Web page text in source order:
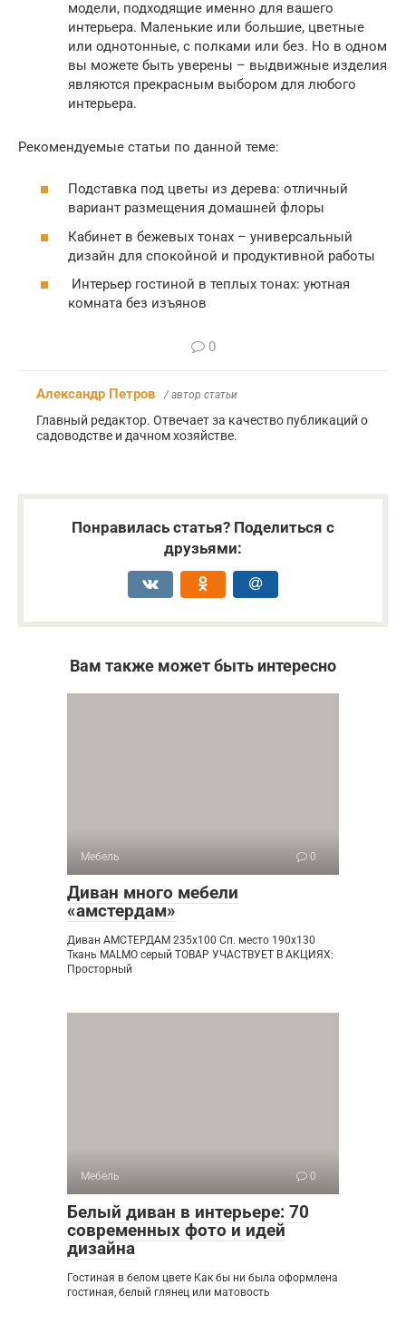
модели, подходящие именно для вашего
интерьера. Маленькие или большие, цветные
или однотонные, с полками или без. Но в одном
вы можете быть уверены – выдвижные изделия
являются прекрасным выбором для любого
интерьера.
Рекомендуемые статьи по данной теме:
Подставка под цветы из дерева: отличный
вариант размещения домашней флоры
Кабинет в бежевых тонах – универсальный
дизайн для спокойной и продуктивной работы
Интерьер гостиной в теплых тонах: уютная
комната без изъянов
0
Александр Петров / автор статьи
Главный редактор. Отвечает за качество публикаций о
садоводстве и дачном хозяйстве.
Понравилась статья? Поделиться с
друзьями:
Вам также может быть интересно
Мебель 0
Диван много мебели
«амстердам»
Диван АМСТЕРДАМ 235х100 Сп. место 190х130
Ткань MALMO серый ТОВАР УЧАСТВУЕТ В АКЦИЯХ:
Просторный
Мебель 0
Белый диван в интерьере: 70
современных фото и идей
дизайна
Гостиная в белом цвете Как бы ни была оформлена
гостиная, белый глянец или матовость